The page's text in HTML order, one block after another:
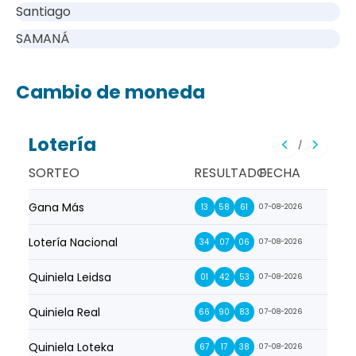
Santiago
SAMANÁ
Cambio de moneda
Lotería /
SORTEO RESULTADOFECHA
Gana Más 13 58 61 07-08-2026
Lotería Nacional 34 07 06 07-08-2026
Quiniela Leidsa 01 42 53 07-08-2026
Quiniela Real 66 90 83 07-08-2026
Quiniela Loteka 67 17 38 07-08-2026